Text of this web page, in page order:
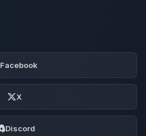
Facebook
X
Discord